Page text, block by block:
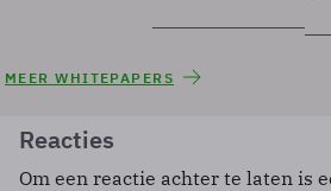
MEER WHITEPAPERS
Reacties
Om een reactie achter te laten is